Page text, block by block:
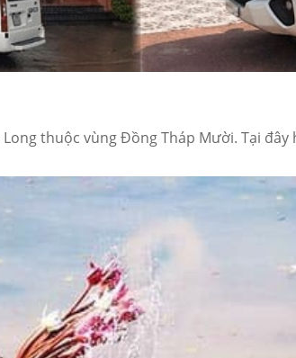
thuộc vùng Đồng Tháp Mười. Tại